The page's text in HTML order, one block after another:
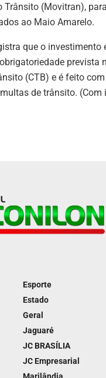
Trânsito (Movitran),
ao Maio Amarelo.
que o investimento
prevista
(CTB) e é feito
de trânsito. (Com
Esporte
Estado
Geral
Jaguaré
JC BRASÍLIA
JC Empresarial
Marilândia